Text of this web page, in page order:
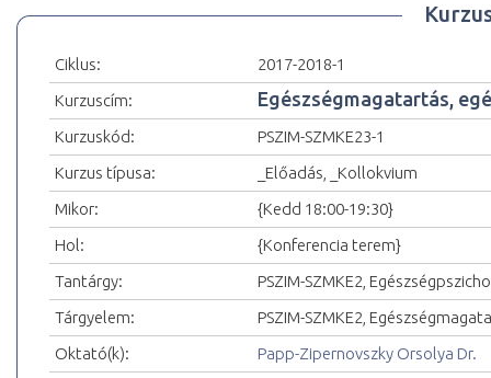
Ciklus:
2017-2018-1
Kurzuscím:
Egészségmagatartás,
Kurzuskód:
PSZIM-SZMKE23-1
Kurzus típusa:
_Előadás, _Kollokvium
Mikor:
{Kedd 18:00-19:30}
Hol:
{Konferencia terem}
Tantárgy:
PSZIM-SZMKE2,
Tárgyelem:
PSZIM-SZMKE2,
Oktató(k):
Papp-Zipernovszky Orsolya Dr.